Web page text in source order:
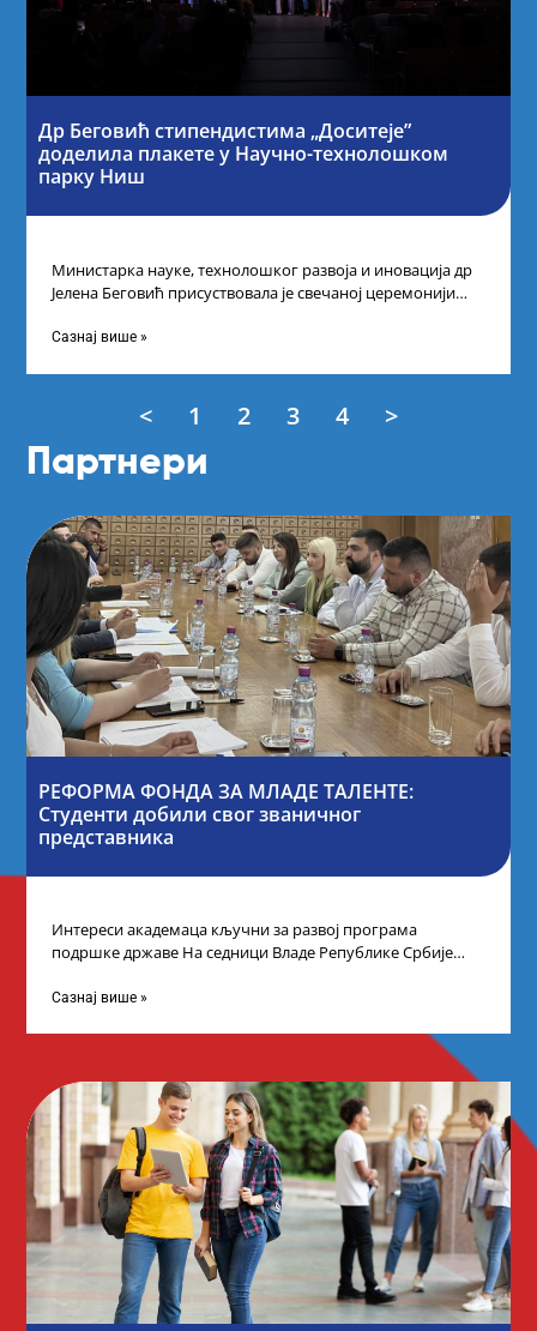
Др Беговић стипендистима „Доситеје”
доделила плакете у Научно-технолошком
парку Ниш
Министарка науке, технолошког развоја и иновација др
Јелена Беговић присуствовала је свечаној церемонији
„Доситеја” Фонда
Сазнај више »
< 1 2 3 4 >
Партнери
РЕФОРМА ФОНДА ЗА МЛАДЕ ТАЛЕНТЕ:
Студенти добили свог званичног
представника
Интереси академаца кључни за развој програма
подршке државе На седници Владе Републике Србије
Сазнај више »